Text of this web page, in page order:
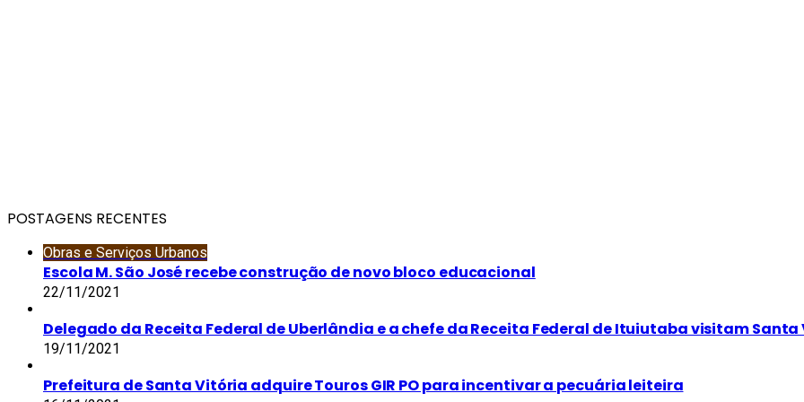
POSTAGENS RECENTES
Obras e Serviços Urbanos
Escola M. São José recebe construção de novo bloco educacional
22/11/2021
Delegado da Receita Federal de Uberlândia e a chefe da Receita Federal de Ituiutaba visitam
19/11/2021
Prefeitura de Santa Vitória adquire Touros GIR PO para incentivar a pecuária leiteira